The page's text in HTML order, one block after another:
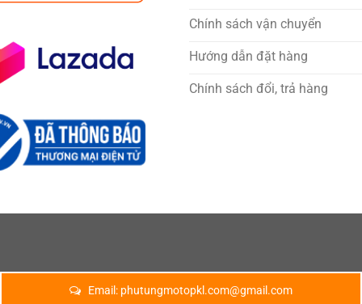
Chính sách vận chuyển
Hướng dẫn đặt hàng
Chính sách đổi, trả hàng
Email: phutungmotopkl.com@gmail.com